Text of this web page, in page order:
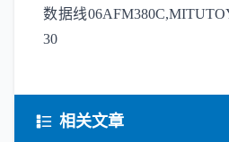
数据线
30
相关文章